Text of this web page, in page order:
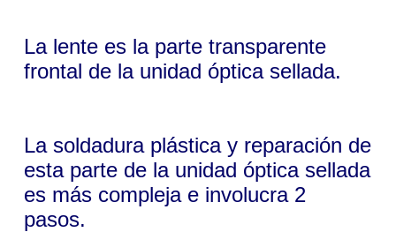
La lente es la parte transparente
frontal de la unidad óptica sellada.
La soldadura plástica y reparación de
esta parte de la unidad óptica sellada
es más compleja e involucra 2
pasos.